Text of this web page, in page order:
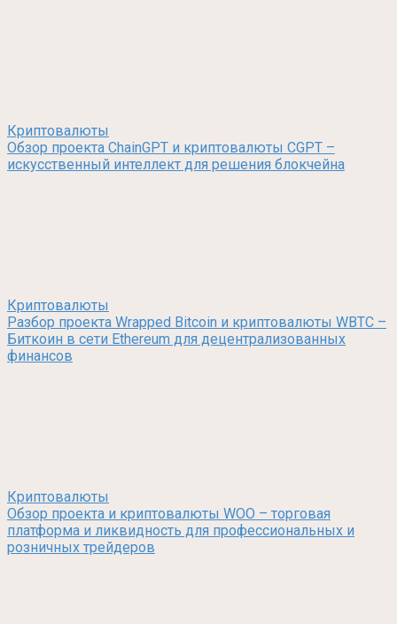
Криптовалюты
Обзор проекта ChainGPT и криптовалюты CGPT –
искусственный интеллект для решения блокчейна
Криптовалюты
Разбор проекта Wrapped Bitcoin и криптовалюты WBTC –
Биткоин в сети Ethereum для децентрализованных
финансов
Криптовалюты
Обзор проекта и криптовалюты WOO – торговая
платформа и ликвидность для профессиональных и
розничных трейдеров